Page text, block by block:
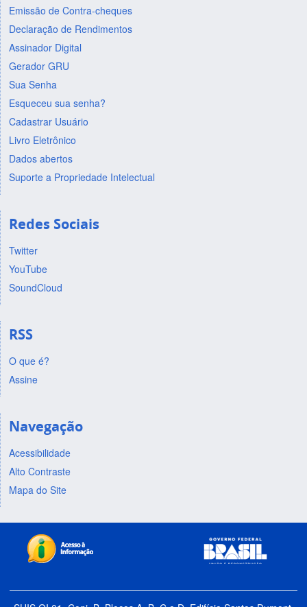
Emissão de Contra-cheques
Declaração de Rendimentos
Assinador Digital
Gerador GRU
Sua Senha
Esqueceu sua senha?
Cadastrar Usuário
Livro Eletrônico
Dados abertos
Suporte a Propriedade Intelectual
Redes Sociais
Twitter
YouTube
SoundCloud
RSS
O que é?
Assine
Navegação
Acessibilidade
Alto Contraste
Mapa do Site